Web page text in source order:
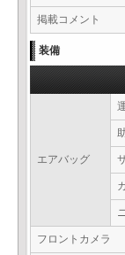
掲載コメント
装備
エアバッグ
フロントカメラ